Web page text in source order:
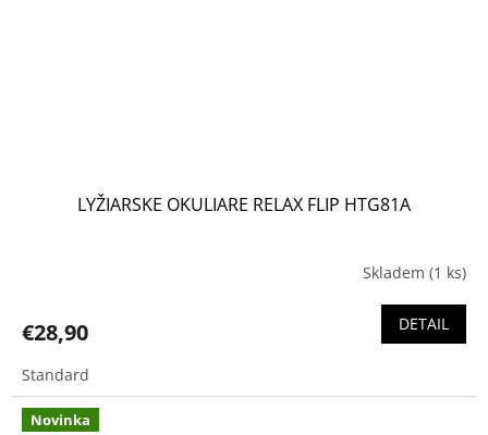
LYŽIARSKE OKULIARE RELAX FLIP HTG81A
Skladem (1 ks)
€28,90 DETAIL
Standard
Novinka